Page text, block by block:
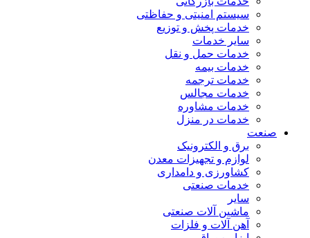
سیستم امنیتی و حفاظتی
خدمات پخش و توزیع
سایر خدمات
خدمات حمل و نقل
خدمات بیمه
خدمات ترجمه
خدمات مجالس
خدمات مشاوره
خدمات در منزل
صنعت
برق و الکترونیک
لوازم و تجهیزات معدن
کشاورزی و دامداری
خدمات صنعتی
سایر
ماشین آلات صنعتی
آهن آلات و فلزات